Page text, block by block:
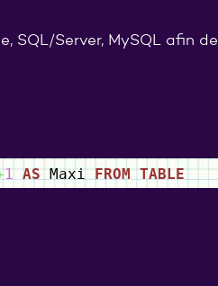
SQL/Server, MySQL afin
1 ASMaxiFROM TABLE